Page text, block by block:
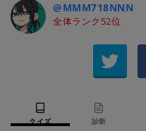
@MMM718NNN
全体ランク52位
クイズ 診断